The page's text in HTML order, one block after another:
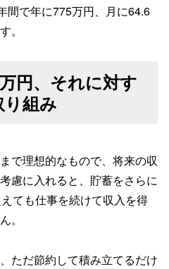
間で年に775万円、月に64.6
。
円、それに対す
り組み
で理想的なもので、将来の収
慮に入れると、貯蓄をさらに
ても仕事を続けて収入を得
。
ただ節約して積み立てるだけ